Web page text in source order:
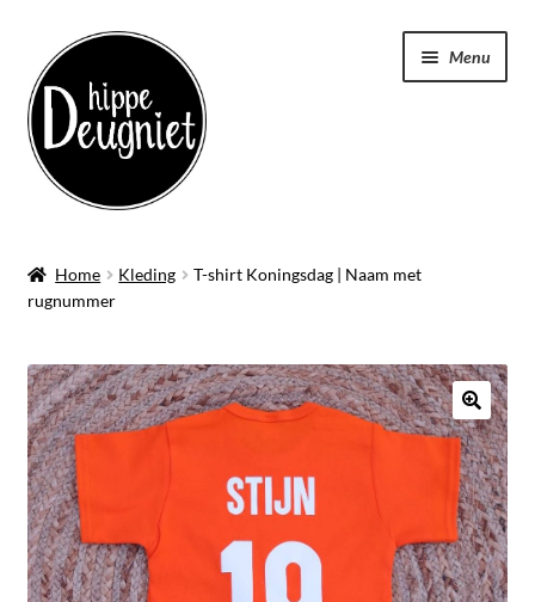
door
naar
navigatie
naar
de
inhoud
Menu
Badstof
Kleding
Tassen
Keukenschort
Uitverkoop
Home Kleding
T-shirt Koningsdag | Naam met
rugnummer